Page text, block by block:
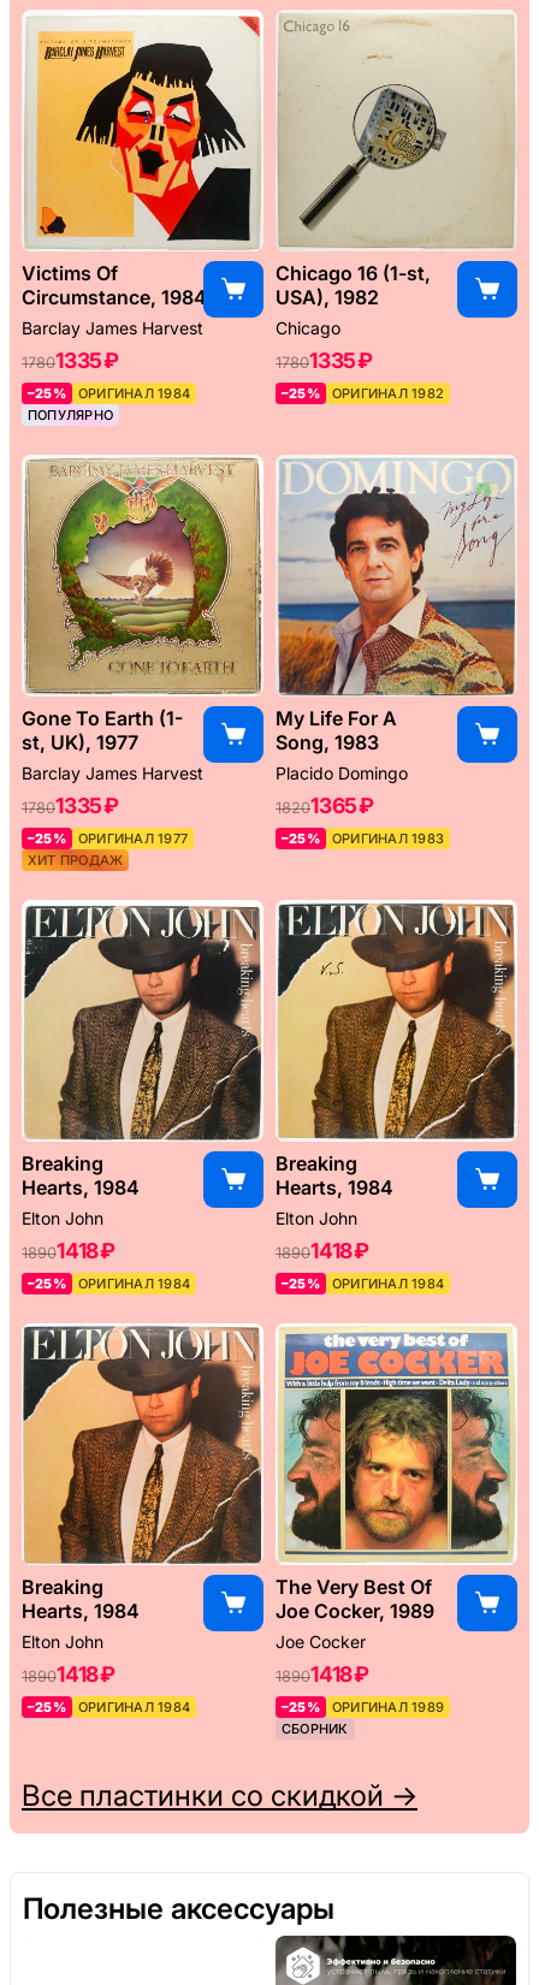
Victims Of
Circumstance, 1984
Barclay James Harvest
17801335 ₽
–25%
ОРИГИНАЛ 1984
ПОПУЛЯРНО
Chicago 16 (1-st,
USA), 1982
Chicago
17801335 ₽
–25% ОРИГИНАЛ 1982
Gone To Earth (1-
st, UK), 1977
Barclay James Harvest
17801335 ₽
–25%
ОРИГИНАЛ 1977
ХИТ ПРОДАЖ
My Life For A
Song, 1983
Placido Domingo
18201365 ₽
–25% ОРИГИНАЛ 1983
Breaking
Hearts, 1984
Elton John
18901418 ₽
–25% ОРИГИНАЛ 1984
Breaking
Hearts, 1984
Elton John
18901418 ₽
–25% ОРИГИНАЛ 1984
Breaking
Hearts, 1984
Elton John
18901418 ₽
–25% ОРИГИНАЛ 1984
The Very Best Of
Joe Cocker, 1989
Joe Cocker
18901418 ₽
–25%
ОРИГИНАЛ 1989
СБОРНИК
Все пластинки со скидкой →
Полезные аксессуары